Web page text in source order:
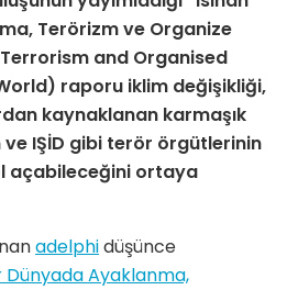
Terörizm ve Organize
and Organised
raporu iklim değişikliği,
kaynaklanan karmaşık
IŞİD gibi terör örgütlerinin
açabileceğini ortaya
adelphidüşünce
Dünyada Ayaklanma,